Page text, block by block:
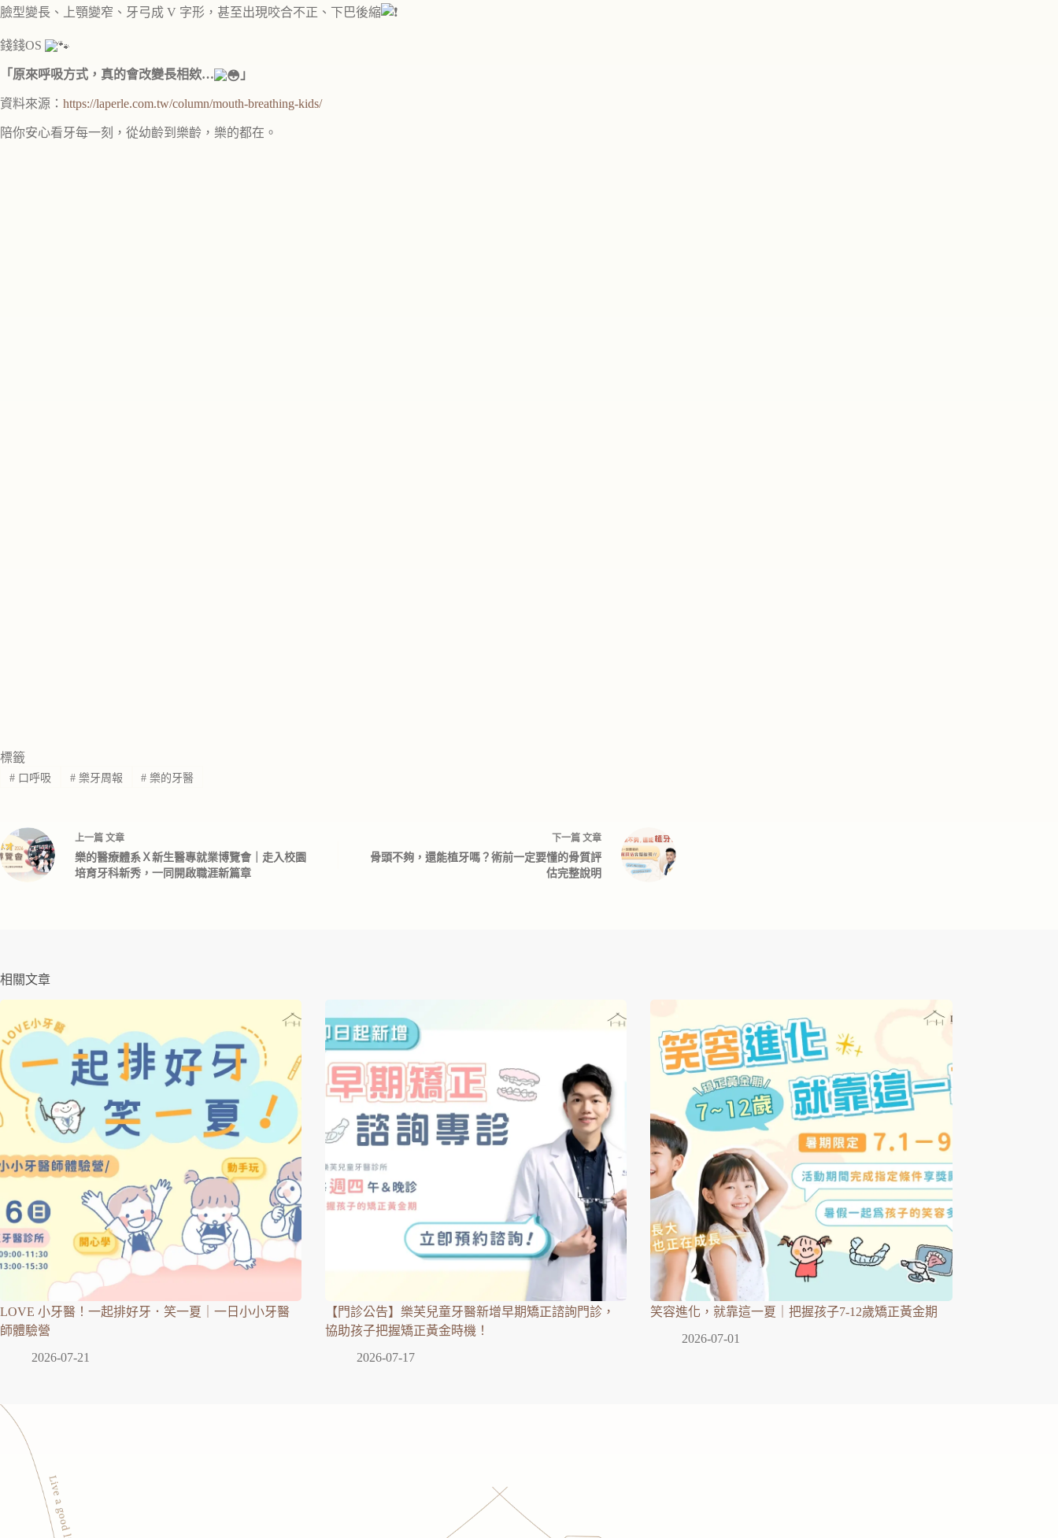
臉型變長、上顎變窄、牙弓成 V 字形，甚至出現咬合不正、下巴後縮
錢錢OS
「原來呼吸方式，真的會改變長相欸… 」
資料來源： https://laperle.com.tw/column/mouth-breathing-kids/
陪你安心看牙每一刻，從幼齡到樂齡，樂的都在。
標籤
#口呼吸 #樂牙周報 # 樂的牙醫
上一篇 文章
樂的醫療體系Ｘ新生醫專就業博覽會｜走入校園
培育牙科新秀，一同開啟職涯新篇章
下一篇 文章
骨頭不夠，還能植牙嗎？術前一定要懂的骨質評
估完整說明
相關文章
LOVE 小牙醫！一起排好牙．笑一夏｜一日小小牙醫
師體驗營
2026-07-21
【門診公告】樂芙兒童牙醫新增早期矯正諮詢門診，
協助孩子把握矯正黃金時機！
2026-07-17
笑容進化，就靠這一夏｜把握孩子7-12歲矯正黃金期
2026-07-01